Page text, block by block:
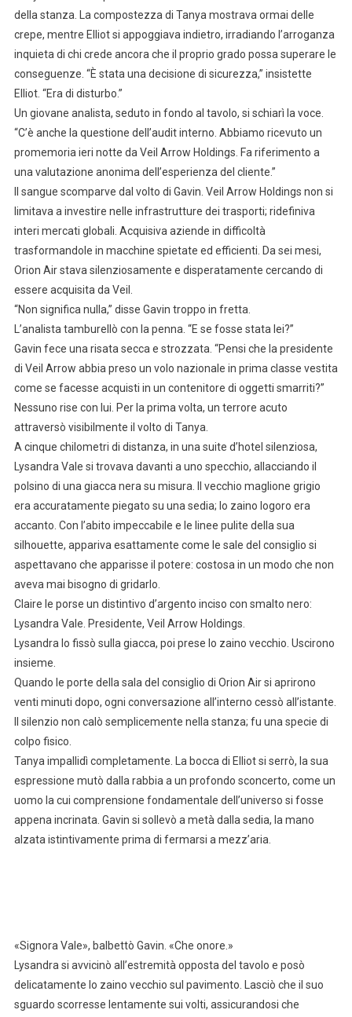
della stanza. La compostezza di Tanya mostrava ormai delle
crepe, mentre Elliot si appoggiava indietro, irradiando l’arroganza
inquieta di chi crede ancora che il proprio grado possa superare le
conseguenze. “È stata una decisione di sicurezza,” insistette
Elliot. “Era di disturbo.”
Un giovane analista, seduto in fondo al tavolo, si schiarì la voce.
“C’è anche la questione dell’audit interno. Abbiamo ricevuto un
promemoria ieri notte da Veil Arrow Holdings. Fa riferimento a
una valutazione anonima dell’esperienza del cliente.”
Il sangue scomparve dal volto di Gavin. Veil Arrow Holdings non si
limitava a investire nelle infrastrutture dei trasporti; ridefiniva
interi mercati globali. Acquisiva aziende in difficoltà
trasformandole in macchine spietate ed efficienti. Da sei mesi,
Orion Air stava silenziosamente e disperatamente cercando di
essere acquisita da Veil.
“Non significa nulla,” disse Gavin troppo in fretta.
L’analista tamburellò con la penna. “E se fosse stata lei?”
Gavin fece una risata secca e strozzata. “Pensi che la presidente
di Veil Arrow abbia preso un volo nazionale in prima classe vestita
come se facesse acquisti in un contenitore di oggetti smarriti?”
Nessuno rise con lui. Per la prima volta, un terrore acuto
attraversò visibilmente il volto di Tanya.
A cinque chilometri di distanza, in una suite d’hotel silenziosa,
Lysandra Vale si trovava davanti a uno specchio, allacciando il
polsino di una giacca nera su misura. Il vecchio maglione grigio
era accuratamente piegato su una sedia; lo zaino logoro era
accanto. Con l’abito impeccabile e le linee pulite della sua
silhouette, appariva esattamente come le sale del consiglio si
aspettavano che apparisse il potere: costosa in un modo che non
aveva mai bisogno di gridarlo.
Claire le porse un distintivo d’argento inciso con smalto nero:
Lysandra Vale. Presidente, Veil Arrow Holdings.
Lysandra lo fissò sulla giacca, poi prese lo zaino vecchio. Uscirono
insieme.
Quando le porte della sala del consiglio di Orion Air si aprirono
venti minuti dopo, ogni conversazione all’interno cessò all’istante.
Il silenzio non calò semplicemente nella stanza; fu una specie di
colpo fisico.
Tanya impallidì completamente. La bocca di Elliot si serrò, la sua
espressione mutò dalla rabbia a un profondo sconcerto, come un
uomo la cui comprensione fondamentale dell’universo si fosse
appena incrinata. Gavin si sollevò a metà dalla sedia, la mano
alzata istintivamente prima di fermarsi a mezz’aria.
«Signora Vale», balbettò Gavin. «Che onore.»
Lysandra si avvicinò all’estremità opposta del tavolo e posò
delicatamente lo zaino vecchio sul pavimento. Lasciò che il suo
sguardo scorresse lentamente sui volti, assicurandosi che